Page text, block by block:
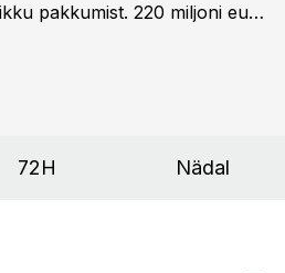
pakkumist. 220 miljoni euro
72H Nädal